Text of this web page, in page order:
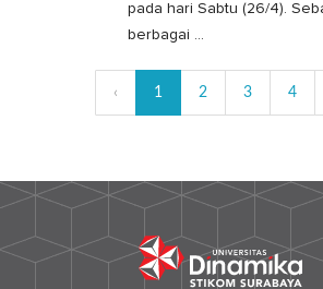
pada hari Sabtu (26/4).
berbagai ...
‹ 1 2 3 4